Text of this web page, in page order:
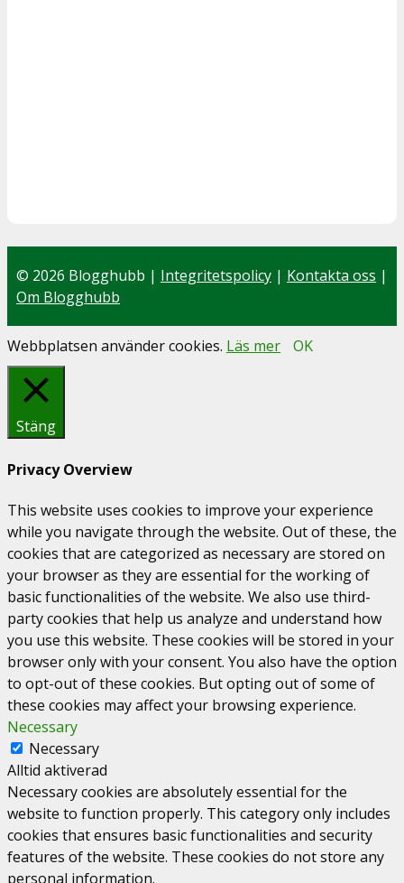
© 2026 Blogghubb | Integritetspolicy | Kontakta oss |
Om Blogghubb
Webbplatsen använder cookies. Läs mer OK
Stäng
Privacy Overview
This website uses cookies to improve your experience
while you navigate through the website. Out of these, the
cookies that are categorized as necessary are stored on
your browser as they are essential for the working of
basic functionalities of the website. We also use third-
party cookies that help us analyze and understand how
you use this website. These cookies will be stored in your
browser only with your consent. You also have the option
to opt-out of these cookies. But opting out of some of
these cookies may affect your browsing experience.
Necessary
Necessary
Alltid aktiverad
Necessary cookies are absolutely essential for the
website to function properly. This category only includes
cookies that ensures basic functionalities and security
features of the website. These cookies do not store any
personal information.